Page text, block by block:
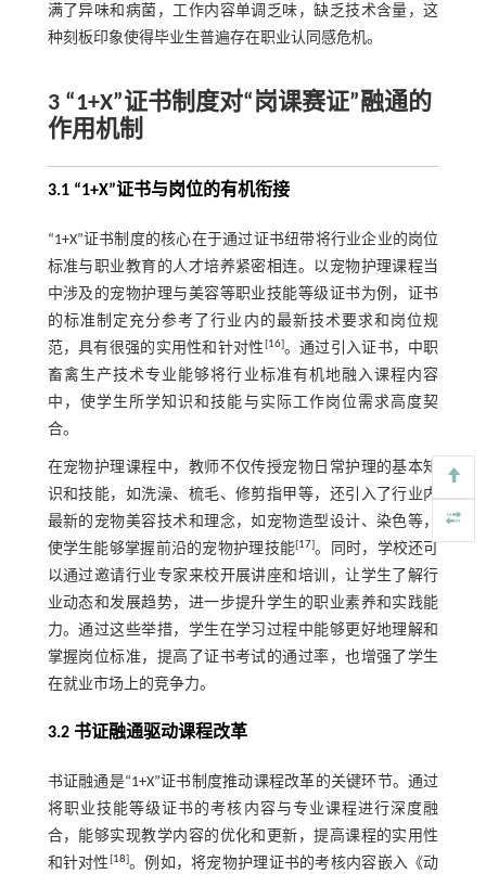
满了异味和病菌，工作内容单调乏味，缺乏技术含量，这
种刻板印象使得毕业生普遍存在职业认同感危机。
3 “1+X”证书制度对“岗课赛证”融通的
作用机制
3.1 “1+X”证书与岗位的有机衔接
“1+X”证书制度的核心在于通过证书纽带将行业企业的岗位
标准与职业教育的人才培养紧密相连。以宠物护理课程当
中涉及的宠物护理与美容等职业技能等级证书为例，证书
的标准制定充分参考了行业内的最新技术要求和岗位规
范，具有很强的实用性和针对性[16]。通过引入证书，中职
畜禽生产技术专业能够将行业标准有机地融入课程内容
中，使学生所学知识和技能与实际工作岗位需求高度契
合。
在宠物护理课程中，教师不仅传授宠物日常护理的基本知
识和技能，如洗澡、梳毛、修剪指甲等，还引入了行业内
最新的宠物美容技术和理念，如宠物造型设计、染色等，
使学生能够掌握前沿的宠物护理技能[17]。同时，学校还可
以通过邀请行业专家来校开展讲座和培训，让学生了解行
业动态和发展趋势，进一步提升学生的职业素养和实践能
力。通过这些举措，学生在学习过程中能够更好地理解和
掌握岗位标准，提高了证书考试的通过率，也增强了学生
在就业市场上的竞争力。
3.2 书证融通驱动课程改革
书证融通是“1+X”证书制度推动课程改革的关键环节。通过
将职业技能等级证书的考核内容与专业课程进行深度融
合，能够实现教学内容的优化和更新，提高课程的实用性
和针对性[18]。例如，将宠物护理证书的考核内容嵌入《动